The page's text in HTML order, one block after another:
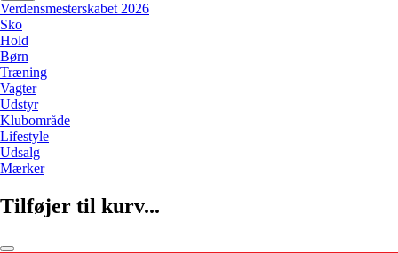
Verdensmesterskabet 2026
Sko
Hold
Børn
Træning
Vagter
Udstyr
Klubområde
Lifestyle
Udsalg
Mærker
Tilføjer til kurv...